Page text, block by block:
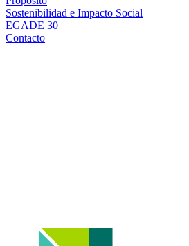
Sostenibilidad e Impacto Social
EGADE 30
Contacto